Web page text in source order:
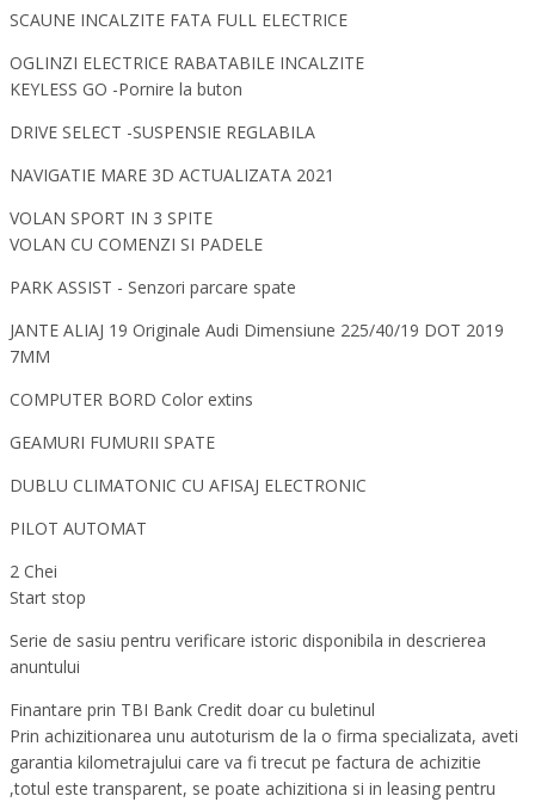
SCAUNE INCALZITE FATA FULL ELECTRICE
OGLINZI ELECTRICE RABATABILE INCALZITE
KEYLESS GO -Pornire la buton
DRIVE SELECT -SUSPENSIE REGLABILA
NAVIGATIE MARE 3D ACTUALIZATA 2021
VOLAN SPORT IN 3 SPITE
VOLAN CU COMENZI SI PADELE
PARK ASSIST - Senzori parcare spate
JANTE ALIAJ 19 Originale Audi Dimensiune 225/40/19 DOT 2019
7MM
COMPUTER BORD Color extins
GEAMURI FUMURII SPATE
DUBLU CLIMATONIC CU AFISAJ ELECTRONIC
PILOT AUTOMAT
2 Chei
Start stop
Serie de sasiu pentru verificare istoric disponibila in descrierea
anuntului
Finantare prin TBI Bank Credit doar cu buletinul
Prin achizitionarea unu autoturism de la o firma specializata, aveti
garantia kilometrajului care va fi trecut pe factura de achizitie
,totul este transparent, se poate achizitiona si in leasing pentru